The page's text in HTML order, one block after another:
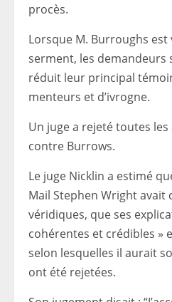
procès.
Lorsque M. Burroughs
serment, les demandeurs
réduit leur principal
menteurs et d’ivrogne.
Un juge a rejeté toutes
contre Burrows.
Le juge Nicklin a estimé
Mail Stephen Wright avait
véridiques, que ses
cohérentes et crédibles »
selon lesquelles il aurait
ont été rejetées.